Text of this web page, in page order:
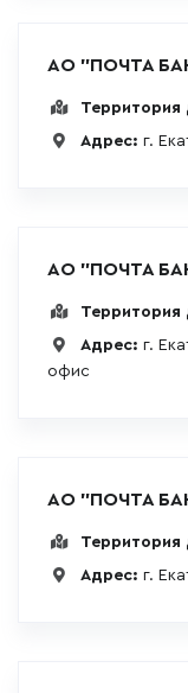
АО "ПОЧТА
Территория
Адрес: г.
АО "ПОЧТА
Территория
Адрес: г.
офис
АО "ПОЧТА
Территория
Адрес: г.